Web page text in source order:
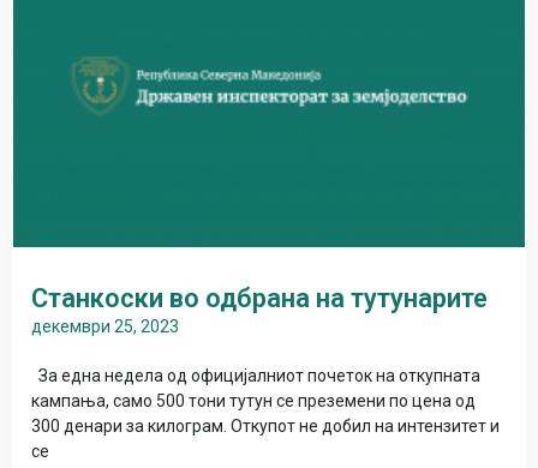
Станкоски во одбрана на тутунарите
декември 25, 2023
За една недела од официјалниот почеток на откупната
кампања, само 500 тони тутун се преземени по цена од
300 денари за килограм. Откупот не добил на интензитет и
се